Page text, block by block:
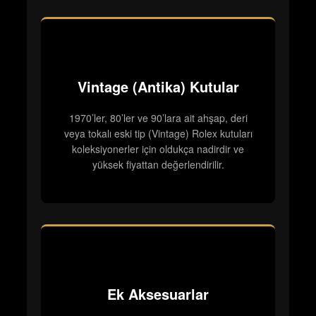
Vintage (Antika) Kutular
1970’ler, 80’ler ve 90’lara ait ahşap, deri
veya tokalı eski tip (Vintage) Rolex kutuları
koleksiyonerler için oldukça nadirdir ve
yüksek fiyattan değerlendirilir.
Ek Aksesuarlar